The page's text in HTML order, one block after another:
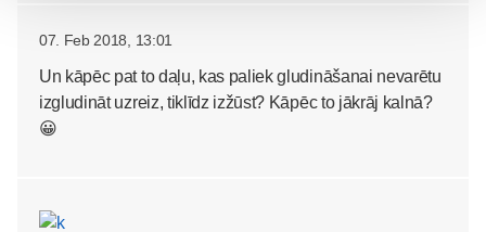
07. Feb 2018, 13:01
Un kāpēc pat to daļu, kas paliek gludināšanai nevarētu
izgludināt uzreiz, tiklīdz izžūst? Kāpēc to jākrāj kalnā?
😀